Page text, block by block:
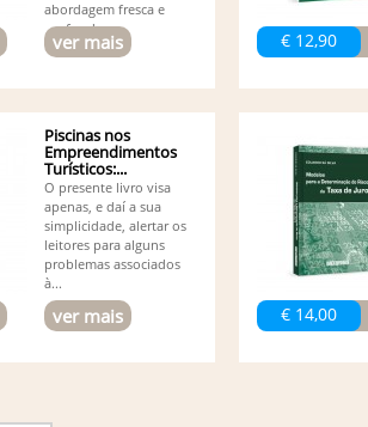
abordagem fresca e
profunda...
ver mais € 12,90
Piscinas nos
Empreendimentos
Turísticos:...
O presente livro visa
apenas, e daí a sua
simplicidade, alertar os
leitores para alguns
problemas associados
à...
ver mais € 14,00